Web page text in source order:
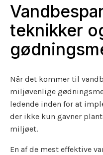
teknikker
Når det kommer til
miljøvenlige
ledende inden for at
der ikke kun gavner
miljøet.
En af de mest effektive